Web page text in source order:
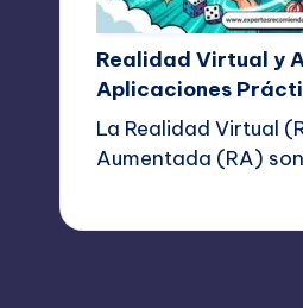
Realidad Virtual y
Aplicaciones
La Realidad Virtual
Aumentada (RA)